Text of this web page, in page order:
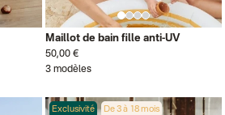
Maillot de bain fille anti-UV
50,00 €
3 modèles
De 3 à 18 mois
Exclusivité